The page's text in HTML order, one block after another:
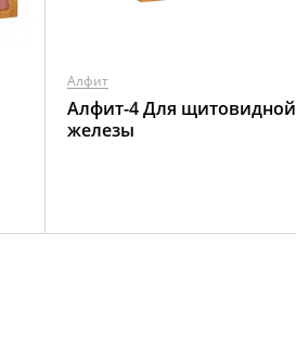
Алфит
Алфит-4 Для щитовидной
железы